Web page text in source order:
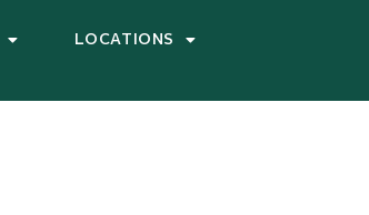
LOCATIONS